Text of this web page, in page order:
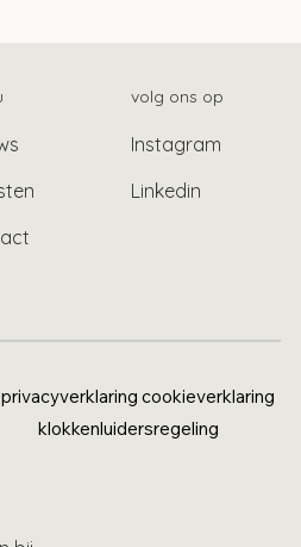
volg ons op
Instagram
Linkedin
privacyverklaring cookieverklaring
klokkenluidersregeling